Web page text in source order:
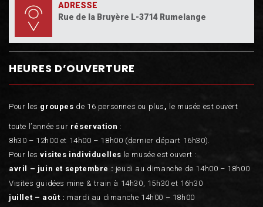
ADRESSE
Rue de la Bruyère L-3714 Rumelange
HEURES D’OUVERTURE
Pour les groupes de 16 personnes ou plus , le musée est ouvert
toute l’année sur réservation :
8h30 – 12h00 et 14h00 – 18h00 (dernier départ 16h30).
Pour lesvisites individuelles le musée est ouvert :
avril – juin et septembre : jeudi au dimanche de 14h00 – 18h00
Visites guidées mine & train à 14h30, 15h30 et 16h30
juillet – août : mardi au dimanche 14h00 – 18h00